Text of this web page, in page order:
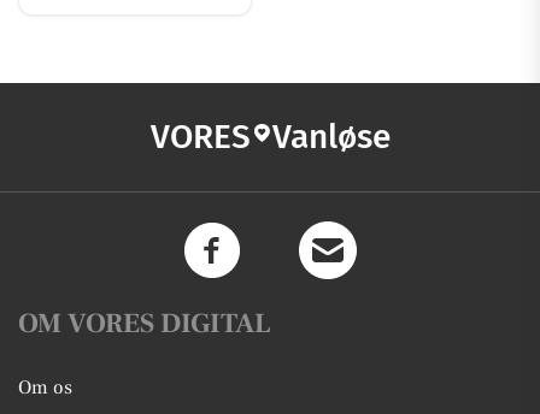
VORES Vanløse
OM VORES DIGITAL
Om os